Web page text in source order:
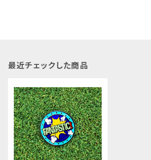
最近チェックした商品